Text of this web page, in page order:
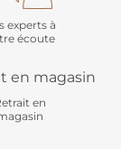
experts à
écoute
en